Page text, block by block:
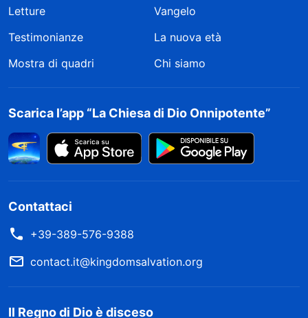
Letture
Vangelo
Testimonianze
La nuova età
Mostra di quadri
Chi siamo
Scarica l’app “La Chiesa di Dio Onnipotente”
Contattaci
+39-389-576-9388
contact.it@kingdomsalvation.org
Il Regno di Dio è disceso